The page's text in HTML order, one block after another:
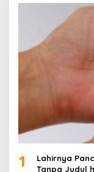
1
Lahirnya
Tanpa Judul